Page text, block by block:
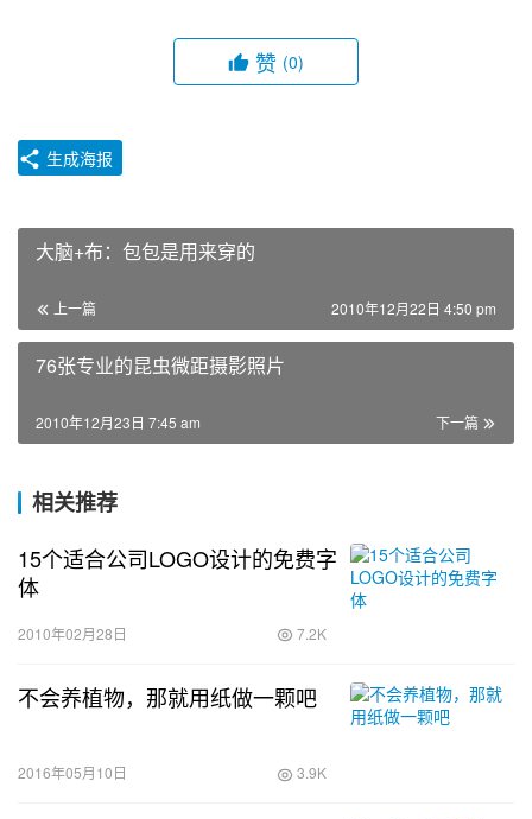
赞 (0)
生成海报
大脑+布：包包是用来穿的
上一篇 2010年12月22日 4:50 pm
76张专业的昆虫微距摄影照片
下一篇
2010年12月23日 7:45 am
相关推荐
15个适合公司LOGO设计的免费字
体
2010年02月28日 7.2K
不会养植物，那就用纸做一颗吧
2016年05月10日 3.9K